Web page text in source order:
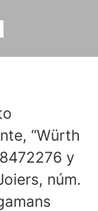
“Würth
y
núm.